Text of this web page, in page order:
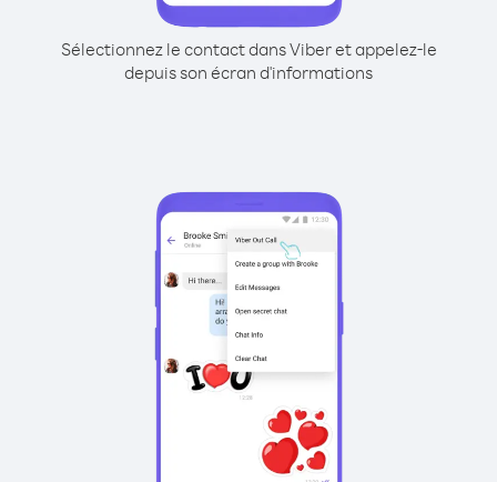
Sélectionnez le contact dans Viber et appelez-le
depuis son écran d'informations